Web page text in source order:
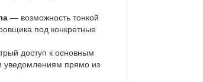
— возможность тонкой
под конкретные
доступ к основным
уведомлениям прямо из